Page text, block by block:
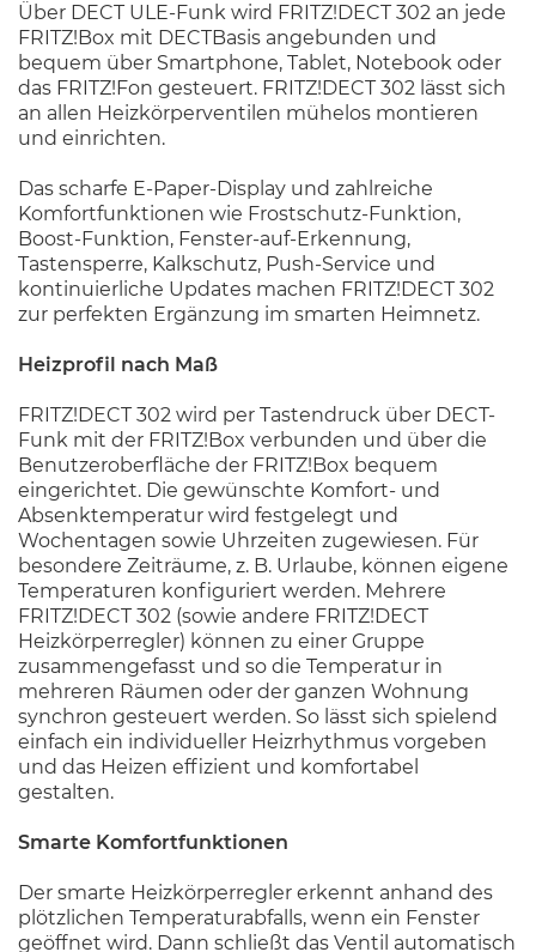
Über DECT ULE-Funk wird FRITZ!DECT 302 an jede
FRITZ!Box mit DECTBasis angebunden und
bequem über Smartphone, Tablet, Notebook oder
das FRITZ!Fon gesteuert. FRITZ!DECT 302 lässt sich
an allen Heizkörperventilen mühelos montieren
und einrichten.
Das scharfe E-Paper-Display und zahlreiche
Komfortfunktionen wie Frostschutz-Funktion,
Boost-Funktion, Fenster-auf-Erkennung,
Tastensperre, Kalkschutz, Push-Service und
kontinuierliche Updates machen FRITZ!DECT 302
zur perfekten Ergänzung im smarten Heimnetz.
Heizprofil nach Maß
FRITZ!DECT 302 wird per Tastendruck über DECT-
Funk mit der FRITZ!Box verbunden und über die
Benutzeroberfläche der FRITZ!Box bequem
eingerichtet. Die gewünschte Komfort- und
Absenktemperatur wird festgelegt und
Wochentagen sowie Uhrzeiten zugewiesen. Für
besondere Zeiträume, z. B. Urlaube, können eigene
Temperaturen konfiguriert werden. Mehrere
FRITZ!DECT 302 (sowie andere FRITZ!DECT
Heizkörperregler) können zu einer Gruppe
zusammengefasst und so die Temperatur in
mehreren Räumen oder der ganzen Wohnung
synchron gesteuert werden. So lässt sich spielend
einfach ein individueller Heizrhythmus vorgeben
und das Heizen effizient und komfortabel
gestalten.
Smarte Komfortfunktionen
Der smarte Heizkörperregler erkennt anhand des
plötzlichen Temperaturabfalls, wenn ein Fenster
geöffnet wird. Dann schließt das Ventil automatisch